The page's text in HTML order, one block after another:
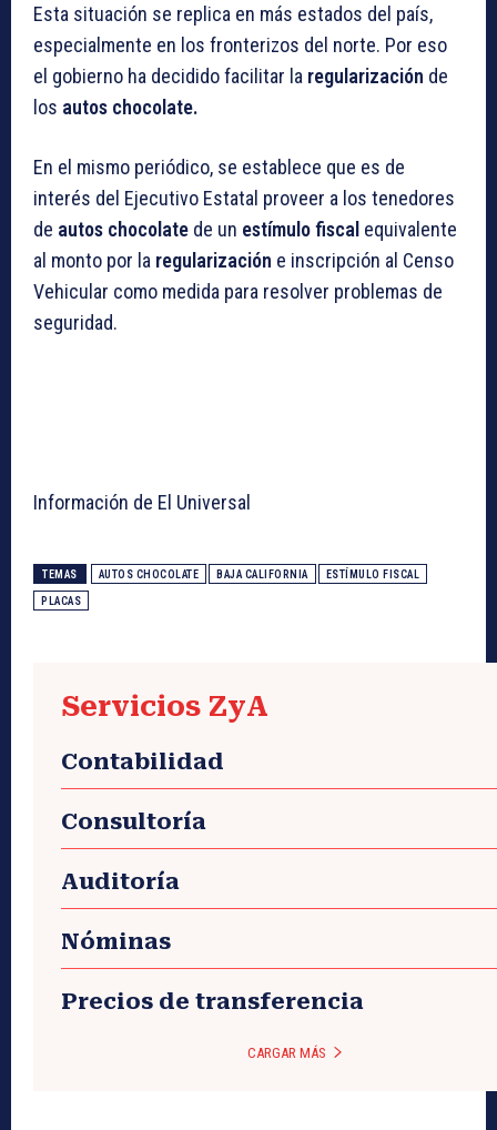
Esta situación se replica en más estados del país,
especialmente en los fronterizos del norte. Por eso
el gobierno ha decidido facilitar la regularización de
los autos chocolate.
En el mismo periódico, se establece que es de
interés del Ejecutivo Estatal proveer a los tenedores
de autos chocolate de un estímulo fiscal equivalente
al monto por la regularización e inscripción al Censo
Vehicular como medida para resolver problemas de
seguridad.
Información de El Universal
TEMAS AUTOS CHOCOLATE BAJA CALIFORNIA ESTÍMULO FISCAL
PLACAS
Servicios ZyA
Contabilidad
Consultoría
Auditoría
Nóminas
Precios de transferencia
CARGAR MÁS